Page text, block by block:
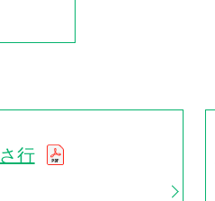
さ行